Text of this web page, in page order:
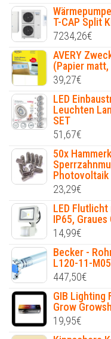
T-CAP Split
7234,26€
AVERY
(Papier
39,27€
LED
Leuchten
SET
51,67€
50x
Photovoltaik
23,29€
LED Flutlicht
IP65, Graues
14,99€
Becker -
L120-11-
447,50€
GIB Lighting
Grow
19,95€